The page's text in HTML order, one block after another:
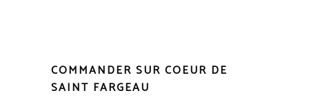
COMMANDER SUR COEUR DE
SAINT FARGEAU